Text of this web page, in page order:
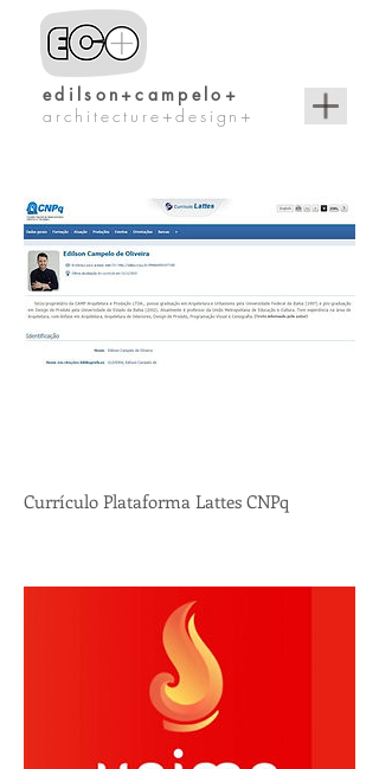
edilson+campelo+
architecture+design+
Currículo Plataforma Lattes CNPq